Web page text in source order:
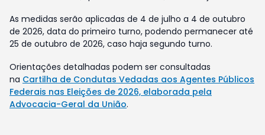
As medidas serão aplicadas de 4 de julho a 4 de outubro
de 2026, data do primeiro turno, podendo permanecer até
25 de outubro de 2026, caso haja segundo turno.
Orientações detalhadas podem ser consultadas
na Cartilha de Condutas Vedadas aos Agentes Públicos
Federais nas Eleições de 2026, elaborada pela
Advocacia-Geral da União.